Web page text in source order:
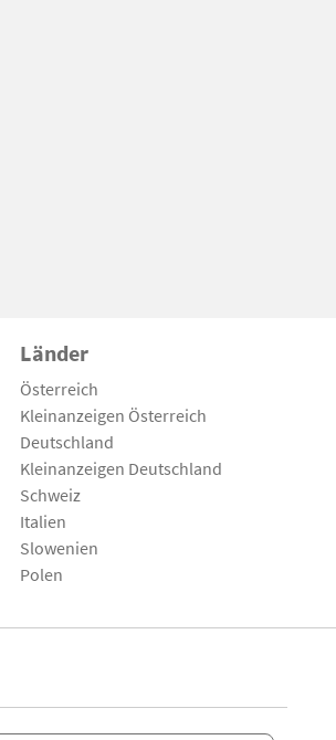
Länder
Österreich
Kleinanzeigen Österreich
Deutschland
Kleinanzeigen Deutschland
Schweiz
Italien
Slowenien
Polen